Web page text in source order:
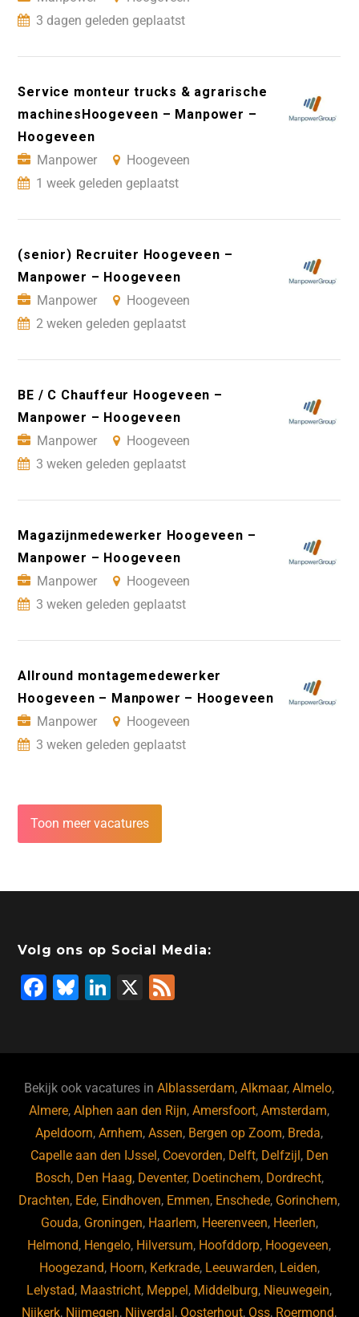
3 dagen geleden geplaatst
Service monteur trucks & agrarische
machinesHoogeveen – Manpower –
Hoogeveen
Manpower
Hoogeveen
1 week geleden geplaatst
(senior) Recruiter Hoogeveen –
Manpower – Hoogeveen
Manpower
Hoogeveen
2 weken geleden geplaatst
BE / C Chauffeur Hoogeveen –
Manpower – Hoogeveen
Manpower
Hoogeveen
3 weken geleden geplaatst
Magazijnmedewerker Hoogeveen –
Manpower – Hoogeveen
Manpower
Hoogeveen
3 weken geleden geplaatst
Allround montagemedewerker
Hoogeveen – Manpower – Hoogeveen
Manpower
Hoogeveen
3 weken geleden geplaatst
Toon meer vacatures
Volg ons op Social Media:
F
b
o
o
k
Bl
ky
Li
dI
n
X
Bekijk ook vacatures inAlblasserdam,Alkmaar,Almelo,
Almere,Alphen aan den Rijn,Amersfoort,Amsterdam,
Apeldoorn,Arnhem,Assen, Bergen op Zoom, Breda,
Capelle aan den IJssel , Coevorden, Delft, Delfzijl , Den
Bosch, Den Haag, Deventer, Doetinchem, Dordrecht,
Drachten, Ede, Eindhoven, Emmen, Enschede, Gorinchem,
Gouda, Groningen, Haarlem, Heerenveen, Heerlen,
Helmond, Hengelo, Hilversum, Hoofddorp, Hoogeveen,
Hoogezand, Hoorn, Kerkrade, Leeuwarden, Leiden,
Lelystad, Maastricht, Meppel , Middelburg, Nieuwegein,
Nijkerk, Nijmegen, Nijverdal , Oosterhout, Oss, Roermond,